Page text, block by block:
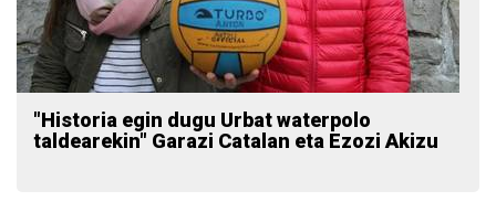
"Historia egin dugu Urbat waterpolo
taldearekin" Garazi Catalan eta Ezozi Akizu